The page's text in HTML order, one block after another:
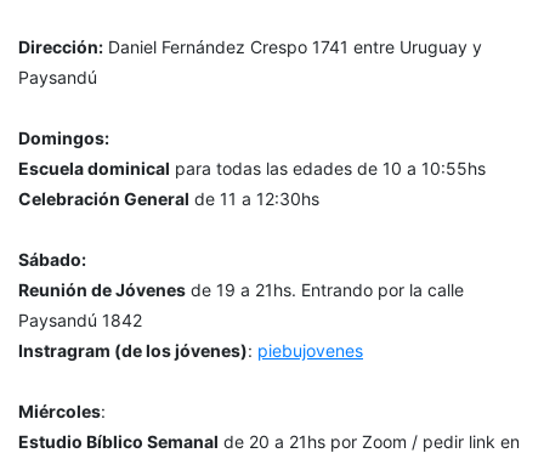
Dirección: Daniel Fernández Crespo 1741 entre Uruguay y
Paysandú
Domingos:
Escuela dominical para todas las edades de 10 a 10:55hs
Celebración General de 11 a 12:30hs
Sábado:
Reunión de Jóvenes de 19 a 21hs. Entrando por la calle
Paysandú 1842
Instragram (de los jóvenes): piebujovenes
Miércoles:
Estudio Bíblico Semanal de 20 a 21hs por Zoom / pedir link en